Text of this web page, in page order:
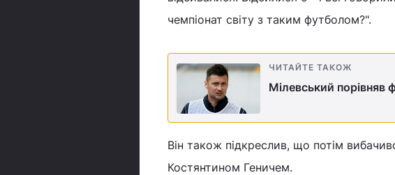
чемпіонат світу з таким футболом?".
ЧИТАЙТЕ ТАКОЖ
Мілевський порівняв
Він також підкреслив, що потім
Костянтином Геничем.